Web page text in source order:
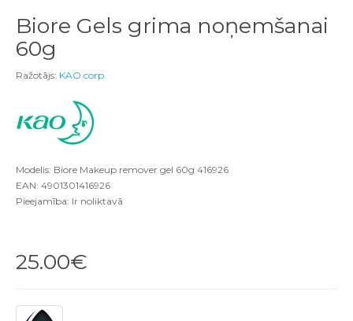
Biore Gels grima noņemšanai
60g
Ražotājs: KAO corp.
Modelis: Biore Makeup remover gel 60g 416926
EAN: 4901301416926
Pieejamība: Ir noliktavā
25.00€